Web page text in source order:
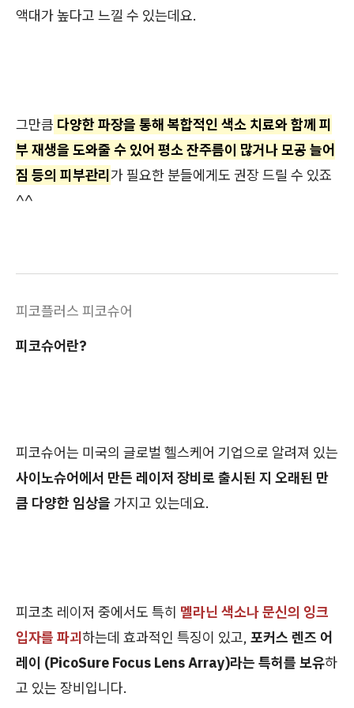
액대가 높다고 느낄 수 있는데요.
그만큼 다양한 파장을 통해 복합적인 색소 치료와 함께 피
부 재생을 도와줄 수 있어 평소 잔주름이 많거나 모공 늘어
짐 등의 피부관리가 필요한 분들에게도 권장 드릴 수 있죠
^^
피코플러스 피코슈어
피코슈어란?
피코슈어는 미국의 글로벌 헬스케어 기업으로 알려져 있는
사이노슈어에서 만든 레이저 장비로 출시된 지 오래된 만
큼 다양한 임상을 가지고 있는데요.
피코초 레이저 중에서도 특히 멜라닌 색소나 문신의 잉크
입자를 파괴하는데 효과적인 특징이 있고, 포커스 렌즈 어
레이 (PicoSure Focus Lens Array)라는 특허를 보유하
고 있는 장비입니다.